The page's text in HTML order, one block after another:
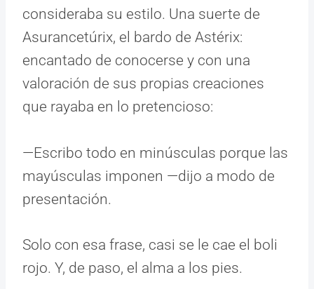
consideraba su estilo. Una suerte de
Asurancetúrix, el bardo de Astérix:
encantado de conocerse y con una
valoración de sus propias creaciones
que rayaba en lo pretencioso:
—Escribo todo en minúsculas porque las
mayúsculas imponen —dijo a modo de
presentación.
Solo con esa frase, casi se le cae el boli
rojo. Y, de paso, el alma a los pies.